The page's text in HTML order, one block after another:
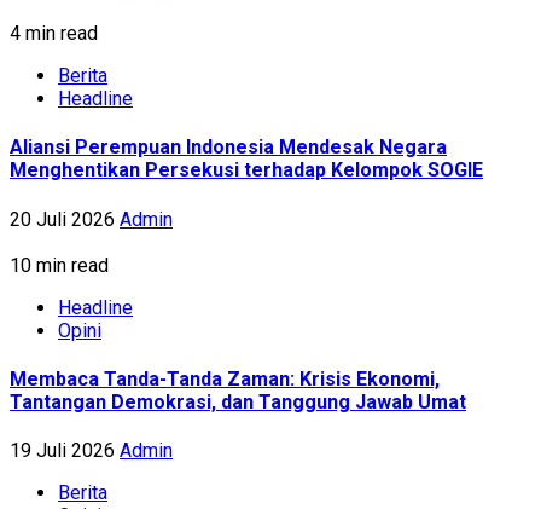
4 min read
Berita
Headline
Aliansi Perempuan Indonesia Mendesak Negara
Menghentikan Persekusi terhadap Kelompok SOGIE
20 Juli 2026 Admin
10 min read
Headline
Opini
Membaca Tanda-Tanda Zaman: Krisis Ekonomi,
Tantangan Demokrasi, dan Tanggung Jawab Umat
19 Juli 2026 Admin
Berita